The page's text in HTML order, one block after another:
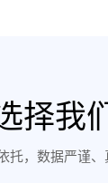
择我
托，数据严谨